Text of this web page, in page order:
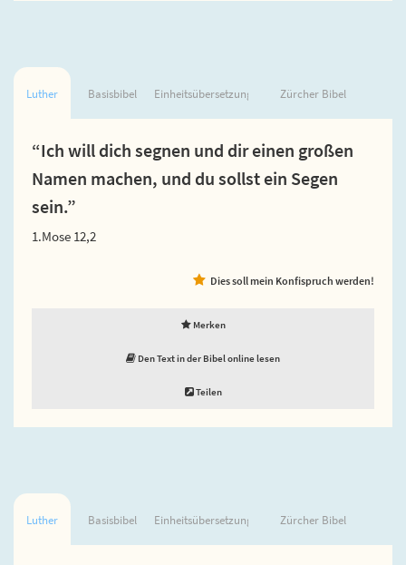
Luther Basisbibel Einheitsübersetzung Zürcher Bibel
“Ich will dich segnen und dir einen großen
Namen machen, und du sollst ein Segen
sein.”
1.Mose 12,2
Dies soll mein Konfispruch werden!
Merken
Den Text in der Bibel online lesen
Teilen
Luther Basisbibel Einheitsübersetzung Zürcher Bibel